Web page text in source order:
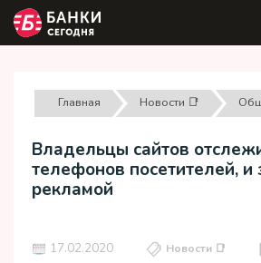
Главная Новости 📑
Владельцы сайтов
телефонов посетителей, и
рекламой
17.02.2020 Новости 📑